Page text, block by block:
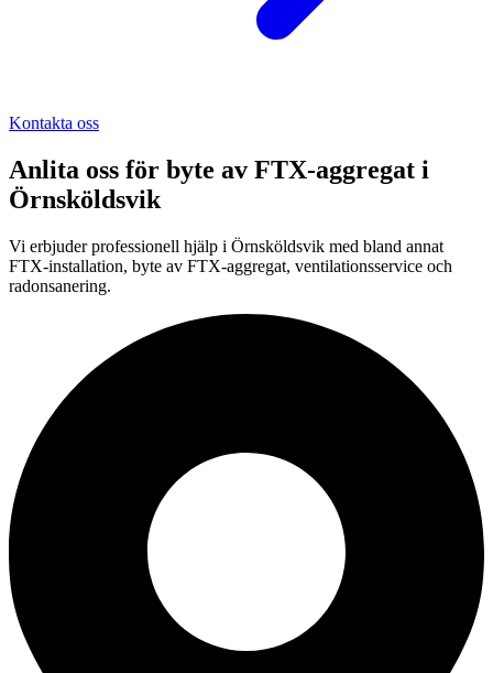
Kontakta oss
Anlita oss för byte av FTX-aggregat i
Örnsköldsvik
Vi erbjuder professionell hjälp i Örnsköldsvik med bland annat
FTX-installation, byte av FTX-aggregat, ventilationsservice och
radonsanering.